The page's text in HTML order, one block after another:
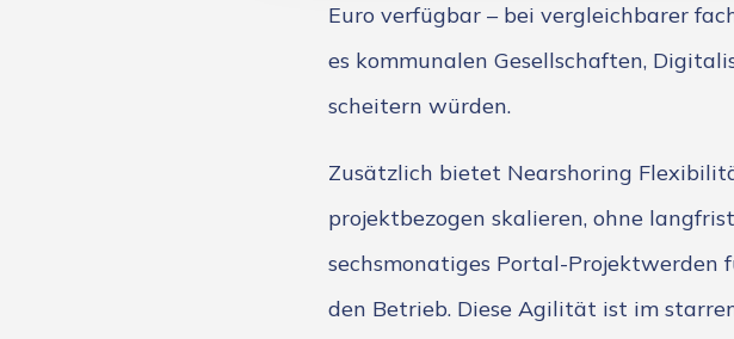
Euro verfügbar – bei vergleichbarer
es kommunalen Gesellschaften,
scheitern würden.
Zusätzlich bietet Nearshoring
projektbezogen skalieren, ohne
sechsmonatiges Portal-
den Betrieb. Diese Agilität ist im